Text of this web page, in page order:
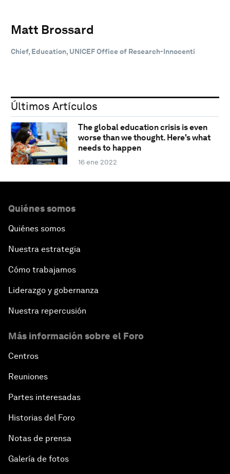
Matt Brossard
Chief, Education, UNICEF Office of Research-Innocenti
Últimos Artículos
The global education crisis is even
worse than we thought. Here's what
needs to happen
16 ene 2022
Quiénes somos
Quiénes somos
Nuestra estrategia
Cómo trabajamos
Liderazgo y gobernanza
Nuestra repercusión
Más información sobre el Foro
Centros
Reuniones
Partes interesadas
Historias del Foro
Notas de prensa
Galería de fotos